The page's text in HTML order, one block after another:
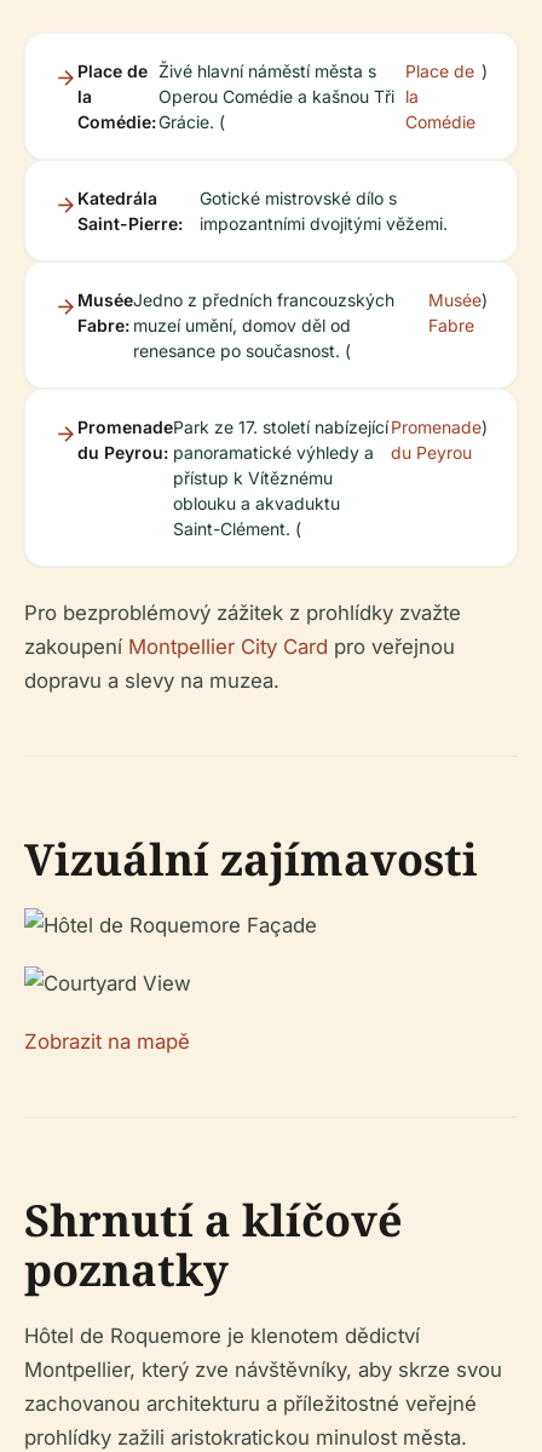
Place de
la
Comédie:
Živé hlavní náměstí města s
Operou Comédie a kašnou Tři
Grácie. (
Place de
la
Comédie
)
Katedrála
Saint-Pierre:
Gotické mistrovské dílo s
impozantními dvojitými věžemi.
Musée
Fabre:
Jedno z předních francouzských
muzeí umění, domov děl od
renesance po současnost. (
Musée
Fabre
)
Promenade
du Peyrou:
Park ze 17. století nabízející
panoramatické výhledy a
přístup k Vítěznému
oblouku a akvaduktu
Saint-Clément. (
Promenade
du Peyrou
)
Pro bezproblémový zážitek z prohlídky zvažte
zakoupení Montpellier City Card pro veřejnou
dopravu a slevy na muzea.
Vizuální zajímavosti
Zobrazit na mapě
Shrnutí a klíčové
poznatky
Hôtel de Roquemore je klenotem dědictví
Montpellier, který zve návštěvníky, aby skrze svou
zachovanou architekturu a příležitostné veřejné
prohlídky zažili aristokratickou minulost města.